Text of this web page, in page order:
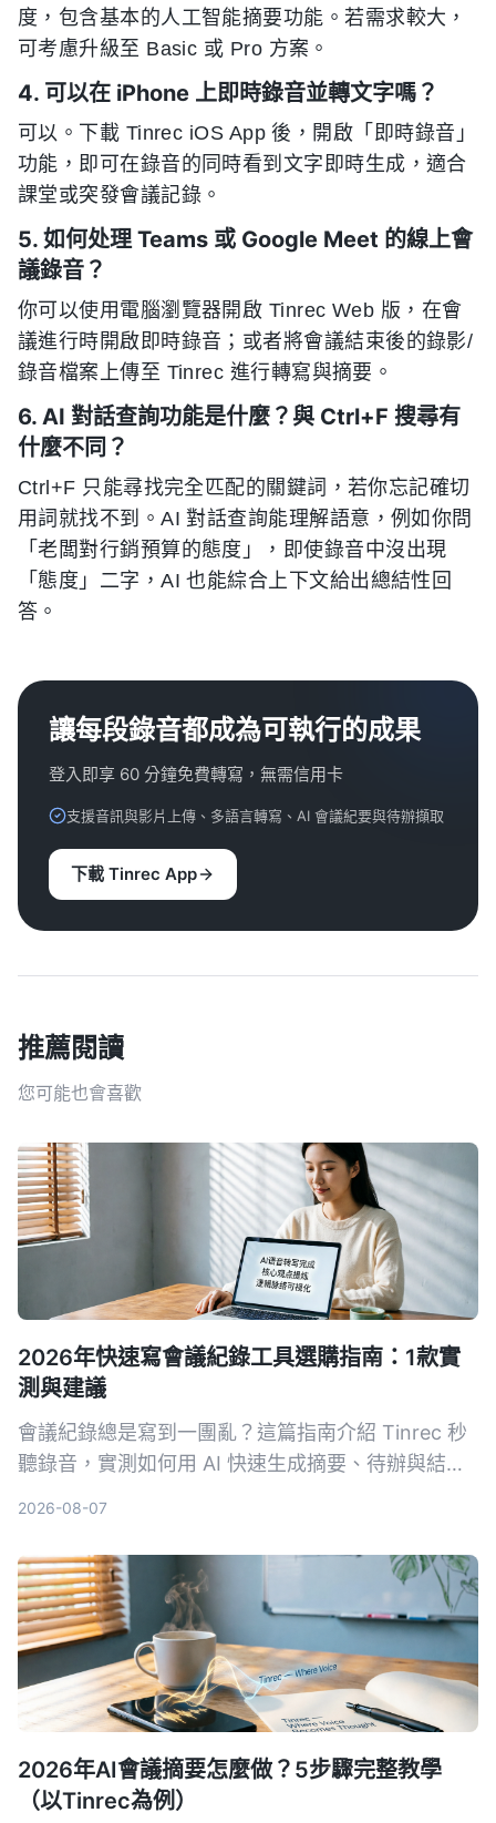
度，包含基本的人工智能摘要功能。若需求較大，
可考慮升級至 Basic 或 Pro 方案。
4. 可以在 iPhone 上即時錄音並轉文字嗎？
可以。下載 Tinrec iOS App 後，開啟「即時錄音」
功能，即可在錄音的同時看到文字即時生成，適合
課堂或突發會議記錄。
5. 如何处理 Teams 或 Google Meet 的線上會
議錄音？
你可以使用電腦瀏覽器開啟 Tinrec Web 版，在會
議進行時開啟即時錄音；或者將會議結束後的錄影/
錄音檔案上傳至 Tinrec 進行轉寫與摘要。
6. AI 對話查詢功能是什麼？與 Ctrl+F 搜尋有
什麼不同？
Ctrl+F 只能尋找完全匹配的關鍵詞，若你忘記確切
用詞就找不到。AI 對話查詢能理解語意，例如你問
「老闆對行銷預算的態度」，即使錄音中沒出現
「態度」二字，AI 也能綜合上下文給出總結性回
答。
讓每段錄音都成為可執行的成果
登入即享 60 分鐘免費轉寫，無需信用卡
支援音訊與影片上傳、多語言轉寫、AI 會議紀要與待辦擷取
下載 Tinrec App
推薦閱讀
您可能也會喜歡
2026年快速寫會議紀錄工具選購指南：1款實
測與建議
會議紀錄總是寫到一團亂？這篇指南介紹 Tinrec 秒
聽錄音，實測如何用 AI 快速生成摘要、待辦與結構
2026-08-07
2026年AI會議摘要怎麼做？5步驟完整教學
（以Tinrec為例）